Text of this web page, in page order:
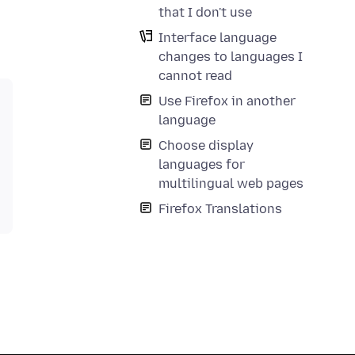
that I don't use
Interface language
changes to languages I
cannot read
Use Firefox in another
language
Choose display
languages for
multilingual web pages
Firefox Translations